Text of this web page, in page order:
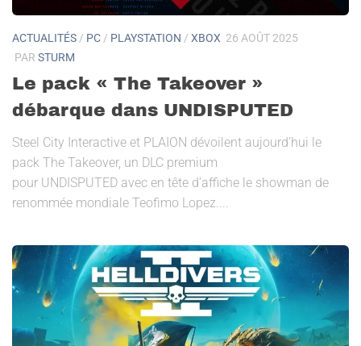
ACTUALITÉS / PC / PLAYSTATION / XBOX 26 AOÛT 2025
PAR STURM
Le pack « The Takeover »
débarque dans UNDISPUTED
Steel City Interactive et PLAION dévoilent aujourd’hui le
pack The Takeover, un DLC premium
pour UNDISPUTED avec en tête d’affiche le showman de
renommée mondiale Teofimo Lopez....